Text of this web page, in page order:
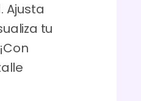
Ajusta
tu